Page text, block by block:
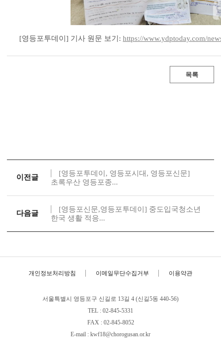
[영등포투데이] 기사 원문 보기: https://www.ydptoday.com/
목록
이전글
[영등포투데이, 영등포시대, 영등포신문]
초록우산 영등포종...
다음글
[영등포신문,영등포투데이] 중도입국청소년
한국 생활 적응...
개인정보처리방침 이메일무단수집거부 이용약관
서울특별시 영등포구 신길로 13길 4 (신길5동 440-56)
TEL : 02-845-5331
FAX : 02-845-8052
E-mail : kwf18@chorogusan.or.kr